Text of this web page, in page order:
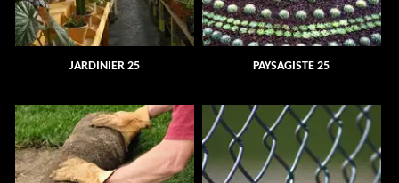
JARDINIER 25 PAYSAGISTE 25